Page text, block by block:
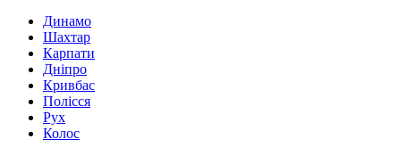
Динамо
Шахтар
Карпати
Дніпро
Кривбас
Полісся
Рух
Колос